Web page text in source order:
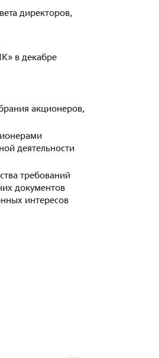
директоров,
в декабре
акционеров,
деятельности
требований
документов
интересов